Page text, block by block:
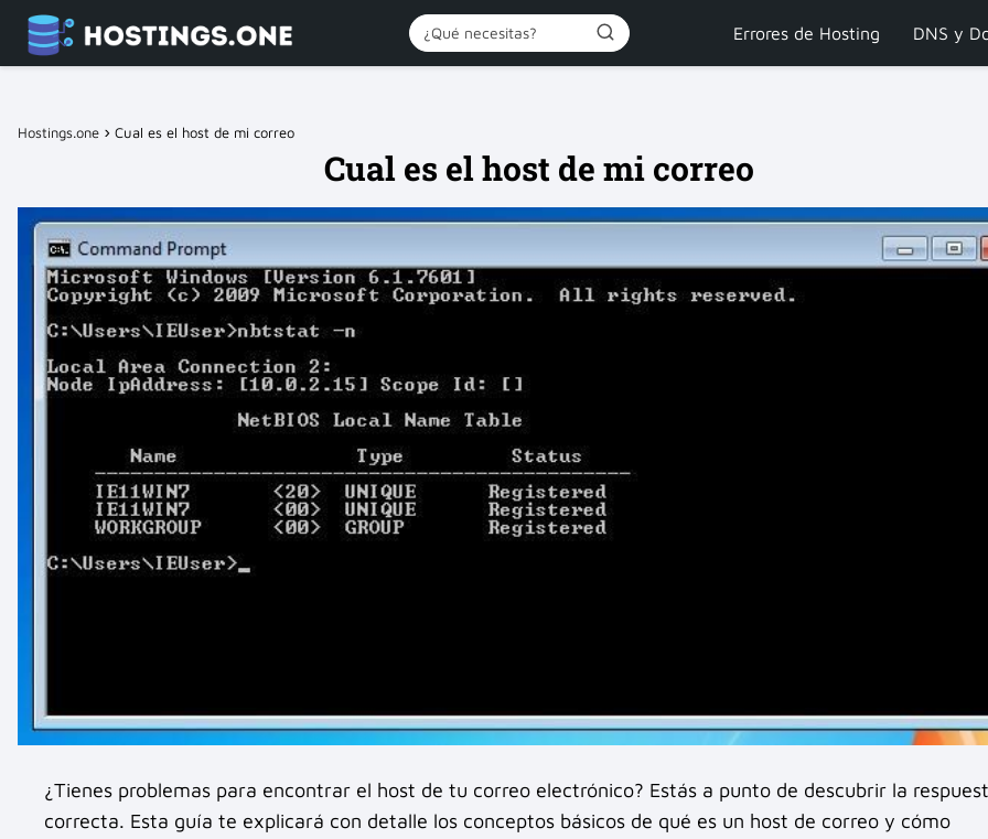
Errores de Hosting DNS y
Hostings.one Cual es el host de mi correo
Cual es el host de mi correo
¿Tienes problemas para encontrar el host de tu correo electrónico? Estás a punto de descubrir la
correcta. Esta guía te explicará con detalle los conceptos básicos de qué es un host de correo y cómo